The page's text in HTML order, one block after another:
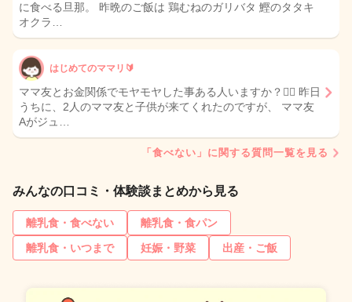
に食べる旦那。 昨晩のご飯は 鶏むねのガリバタ 鰹のタタキ
オクラ…
はじめてのママリ🔰
ママ友とお金関係でモヤモヤした事ある人いますか？😶‍🌫️ 昨日
うちに、2人のママ友と子供が来てくれたのですが、 ママ友
Aがジュ…
「食べない」に関する質問一覧を見る
みんなの口コミ・体験談まとめから見る
離乳食・食べない
離乳食・食パン
離乳食・いつまで
妊娠・野菜 出産・ご飯